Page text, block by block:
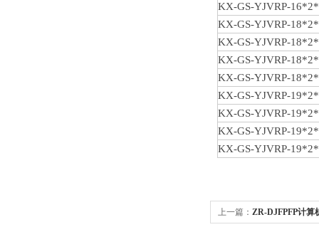
KX-GS-YJVRP-
KX-GS-YJVRP-
KX-GS-YJVRP-
KX-GS-YJVRP-
KX-GS-YJVRP-
KX-GS-YJVRP-
KX-GS-YJVRP-
KX-GS-YJVRP-
KX-GS-YJVRP-
上一篇： ZR-DJFPFP计算